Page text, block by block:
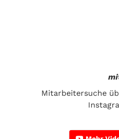
Mitarbeitersuche